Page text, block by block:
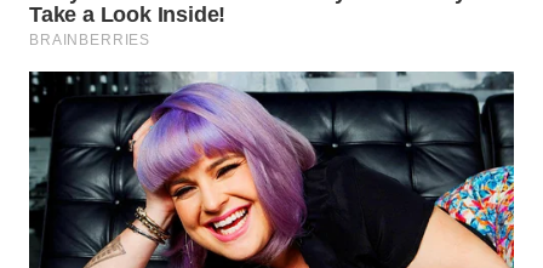
WN
SURABAYA
WN
NATUNA
WN
BINTAN